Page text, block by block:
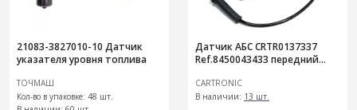
21083-3827010-10 Датчик
указателя уровня топлива
ТОЧМАШ
Кол-во в упаковке: 48 шт.
Датчик АБС CRTR0137337
Ref.8450043433 передний
CARTRONIC
В наличии: 13 шт.